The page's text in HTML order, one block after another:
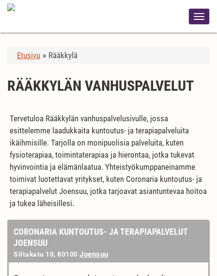
Etusivu » Rääkkylä
RÄÄKKYLÄN VANHUSPALVELUT
Tervetuloa Rääkkylän vanhuspalvelusivulle, jossa
esittelemme laadukkaita kuntoutus- ja terapiapalveluita
ikäihmisille. Tarjolla on monipuolisia palveluita, kuten
fysioterapiaa, toimintaterapiaa ja hierontaa, jotka tukevat
hyvinvointia ja elämänlaatua. Yhteistyökumppaneinamme
toimivat luotettavat yritykset, kuten Coronaria kuntoutus- ja
terapiapalvelut Joensuu, jotka tarjoavat asiantuntevaa hoitoa
ja tukea läheisillesi.
CORONARIA KUNTOUTUS- JA TERAPIAPALVELUT
JOENSUU
Siltakatu 10, 80100 Joensuu